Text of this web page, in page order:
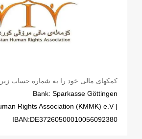
کمکهای مالی خود را به شماره حساب زیر
Bank: Sparkasse Göttingen
| Kurdistan Human Rights Association (KMMK) e.V
IBAN:DE37260500010056092380